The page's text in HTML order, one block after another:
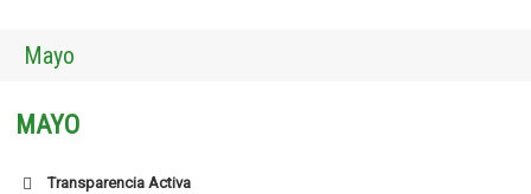
Mayo
MAYO
Transparencia Activa